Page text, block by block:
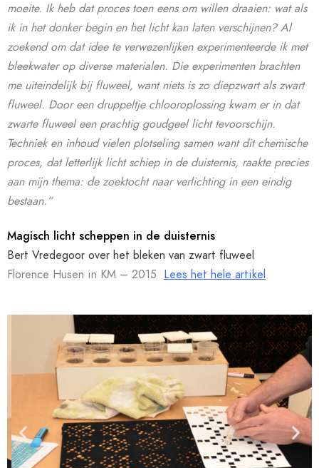
moeite. Ik heb dat proces toen eens om willen draaien: wat als
ik in het donker begin en het licht kan laten verschijnen? Al
zoekend om dat idee te verwezenlijken experimenteerde ik met
bleekwater op diverse materialen. Die experimenten brachten
me uiteindelijk bij fluweel, want niets is zo diepzwart als zwart
fluweel. Door een druppeltje chlooroplossing kwam er in dat
zwarte fluweel een prachtig goudgeel licht tevoorschijn.
Techniek en inhoud vielen plotseling samen want dit chemische
proces, dat letterlijk licht schiep in de duisternis, raakte precies
aan mijn thema: de zoektocht naar verlichting in een eindig
bestaan.”
Magisch licht scheppen in de duisternis
Bert Vredegoor over het bleken van zwart fluweel
Florence Husen in KM – 2015 Lees het hele artikel